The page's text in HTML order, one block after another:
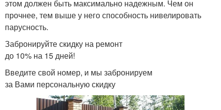
этом должен быть максимально надежным. Чем он
прочнее, тем выше у него способность нивелировать
парусность.
Забронируйте скидку на ремонт
до 10% на 15 дней!
Введите свой номер, и мы забронируем
за Вами персональную скидку